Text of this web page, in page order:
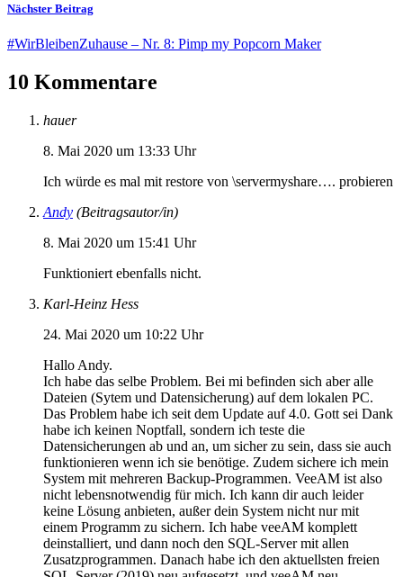
Nächster Beitrag
#WirBleibenZuhause – Nr. 8: Pimp my Popcorn Maker
10 Kommentare
hauer
8. Mai 2020 um 13:33 Uhr
Ich würde es mal mit restore von \servermyshare…. probieren
Andy (Beitragsautor/in)
8. Mai 2020 um 15:41 Uhr
Funktioniert ebenfalls nicht.
Karl-Heinz Hess
24. Mai 2020 um 10:22 Uhr
Hallo Andy.
Ich habe das selbe Problem. Bei mi befinden sich aber alle
Dateien (Sytem und Datensicherung) auf dem lokalen PC.
Das Problem habe ich seit dem Update auf 4.0. Gott sei Dank
habe ich keinen Noptfall, sondern ich teste die
Datensicherungen ab und an, um sicher zu sein, dass sie auch
funktionieren wenn ich sie benötige. Zudem sichere ich mein
System mit mehreren Backup-Programmen. VeeAM ist also
nicht lebensnotwendig für mich. Ich kann dir auch leider
keine Lösung anbieten, außer dein System nicht nur mit
einem Programm zu sichern. Ich habe veeAM komplett
deinstalliert, und dann noch den SQL-Server mit allen
Zusatzprogrammen. Danach habe ich den aktuellsten freien